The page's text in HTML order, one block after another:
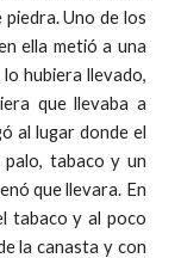
piedra. Uno de los
ella metió a una
hubiera llevado,
que llevaba a
al lugar donde el
tabaco y un
que llevara. En
tabaco y al poco
la canasta y con